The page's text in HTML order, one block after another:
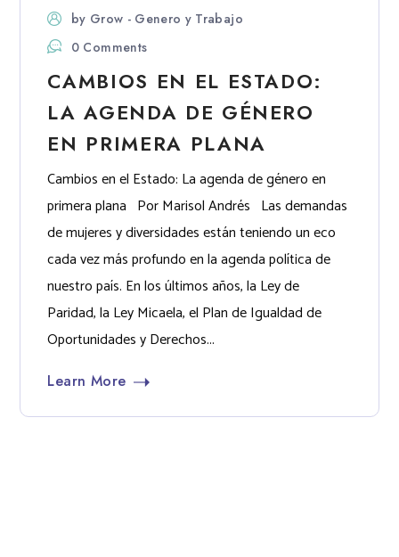
by Grow - Genero y Trabajo
0 Comments
CAMBIOS EN EL ESTADO:
LA AGENDA DE GÉNERO
EN PRIMERA PLANA
Cambios en el Estado: La agenda de género en
primera plana Por Marisol Andrés Las demandas
de mujeres y diversidades están teniendo un eco
cada vez más profundo en la agenda política de
nuestro país. En los últimos años, la Ley de
Paridad, la Ley Micaela, el Plan de Igualdad de
Oportunidades y Derechos...
Learn More